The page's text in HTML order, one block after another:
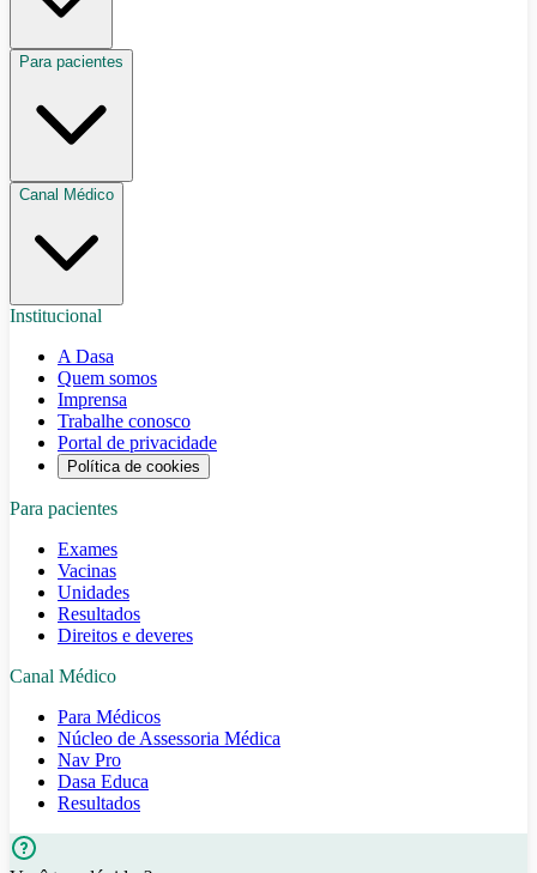
Para pacientes
Canal Médico
Institucional
A Dasa
Quem somos
Imprensa
Trabalhe conosco
Portal de privacidade
Política de cookies
Para pacientes
Exames
Vacinas
Unidades
Resultados
Direitos e deveres
Canal Médico
Para Médicos
Núcleo de Assessoria Médica
Nav Pro
Dasa Educa
Resultados